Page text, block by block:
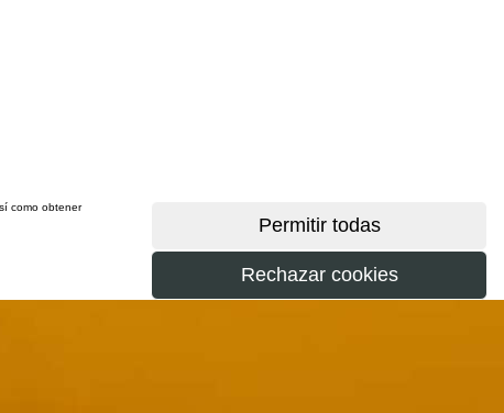
como obtener